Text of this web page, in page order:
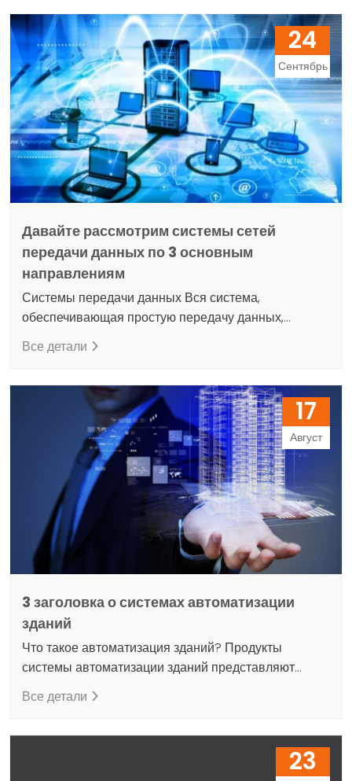
пользователи имеют разные потребности в
отоплении, охлаждении, кондиционировании
воздуха и освещении. Системы автоматизации
зданий, предлагаемые Dijinet, обеспечивают
оптимальный микроклимат в помещении в
соответствии с назначением. Комфортный
микроклимат в здании положительно влияет на
продуктивность…
24
Сентябрь
Давайте рассмотрим системы сетей
передачи данных по 3 основным
направлениям
Системы передачи данных Вся система,
обеспечивающая простую передачу данных,
называется системами данных и сети. В то же
время информация и системные ресурсы
и сети. Короче говоря, мы можем сказать, что
системы сетей передачи данных представляют
собой сеть совместного использования.
Информационный поток обеспечивается системами
сетей передачи данных. Системы сетей передачи
данных…
Все детали
17
Август
3 заголовка о системах автоматизации
зданий
Что такое автоматизация зданий? Продукты
системы автоматизации зданий представляют
собой высокотехнологичный инструмент или
платформу, расширяющую возможности органов,
Продукты системы автоматизации зданий (BAS) —
это общий термин, используемый для обозначения
Все детали
23